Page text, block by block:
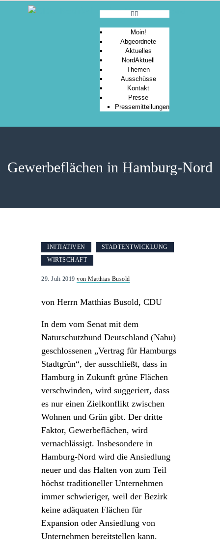
Moin!
Abgeordnete
Aktuelles
NordAktuell
Themen
Ausschüsse
Kontakt
Presse
Pressemitteilungen
Gewerbeflächen in Hamburg-Nord
ABGEORDNETE
NORDAKTUELL
INITIATIVEN
STADTENTWICKLUNG
WIRTSCHAFT
29. Juli 2019 von Matthias Busold
von Herrn Matthias Busold, CDU
In dem vom Senat mit dem
Naturschutzbund Deutschland (Nabu)
geschlossenen „Vertrag für Hamburgs
Stadtgrün“, der ausschließt, dass in
Hamburg in Zukunft grüne Flächen
verschwinden, wird suggeriert, dass
es nur einen Zielkonflikt zwischen
Wohnen und Grün gibt. Der dritte
Faktor, Gewerbeflächen, wird
vernachlässigt. Insbesondere in
Hamburg-Nord wird die Ansiedlung
neuer und das Halten von zum Teil
höchst traditioneller Unternehmen
immer schwieriger, weil der Bezirk
keine adäquaten Flächen für
Expansion oder Ansiedlung von
Unternehmen bereitstellen kann.